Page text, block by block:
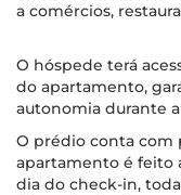
a comércios,
O hóspede terá
do apartamento,
autonomia durante
O prédio conta com
apartamento é feito
dia do check-in,